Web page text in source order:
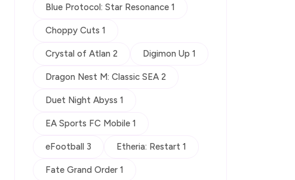
Blue Protocol: Star Resonance 1
Choppy Cuts 1
Crystal of Atlan 2 Digimon Up 1
Dragon Nest M: Classic SEA 2
Duet Night Abyss 1
EA Sports FC Mobile 1
eFootball 3 Etheria: Restart 1
Fate Grand Order 1